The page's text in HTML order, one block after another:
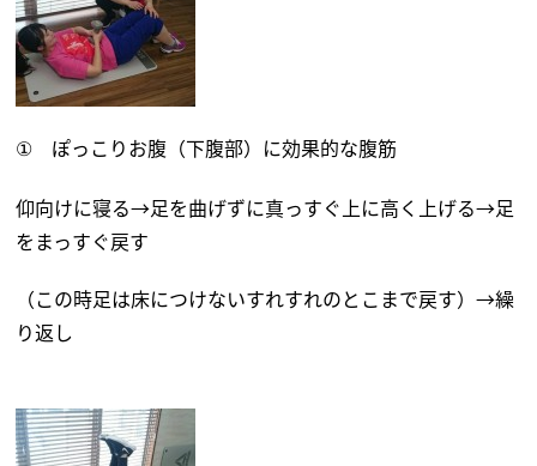
① ぽっこりお腹（下腹部）に効果的な腹筋
仰向けに寝る→足を曲げずに真っすぐ上に高く上げる→足
をまっすぐ戻す
（この時足は床につけないすれすれのとこまで戻す）→繰
り返し